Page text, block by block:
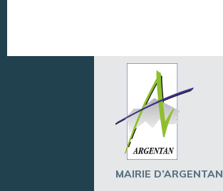
MAIRIE D’ARGENTAN